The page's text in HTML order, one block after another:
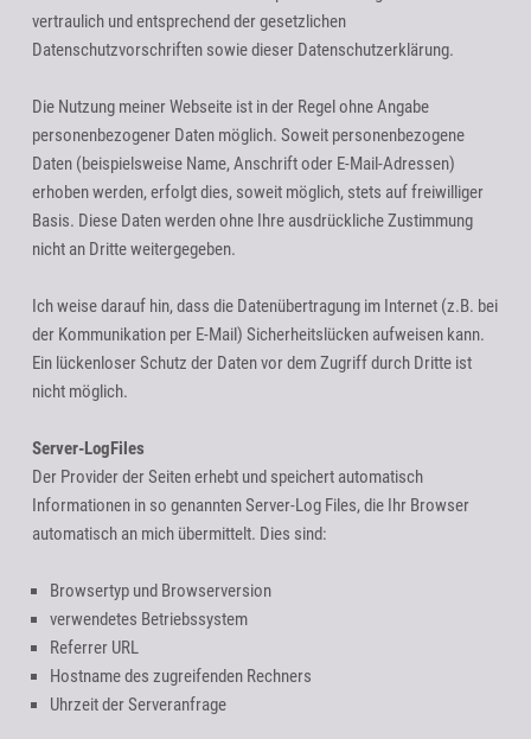
vertraulich und entsprechend der gesetzlichen
Datenschutzvorschriften sowie dieser Datenschutzerklärung.
Die Nutzung meiner Webseite ist in der Regel ohne Angabe
personenbezogener Daten möglich. Soweit personenbezogene
Daten (beispielsweise Name, Anschrift oder E-Mail-Adressen)
erhoben werden, erfolgt dies, soweit möglich, stets auf freiwilliger
Basis. Diese Daten werden ohne Ihre ausdrückliche Zustimmung
nicht an Dritte weitergegeben.
Ich weise darauf hin, dass die Datenübertragung im Internet (z.B. bei
der Kommunikation per E-Mail) Sicherheitslücken aufweisen kann.
Ein lückenloser Schutz der Daten vor dem Zugriff durch Dritte ist
nicht möglich.
Server-LogFiles
Der Provider der Seiten erhebt und speichert automatisch
Informationen in so genannten Server-Log Files, die Ihr Browser
automatisch an mich übermittelt. Dies sind:
Browsertyp und Browserversion
verwendetes Betriebssystem
Referrer URL
Hostname des zugreifenden Rechners
Uhrzeit der Serveranfrage